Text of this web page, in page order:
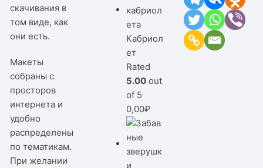
скачивания в
том виде, как
они есть.
Макеты
собраны с
просторов
интернета и
удобно
распределены
по тематикам.
При желании
Кабриол
ет
Rated
5.00 out
of 5
0,00₽